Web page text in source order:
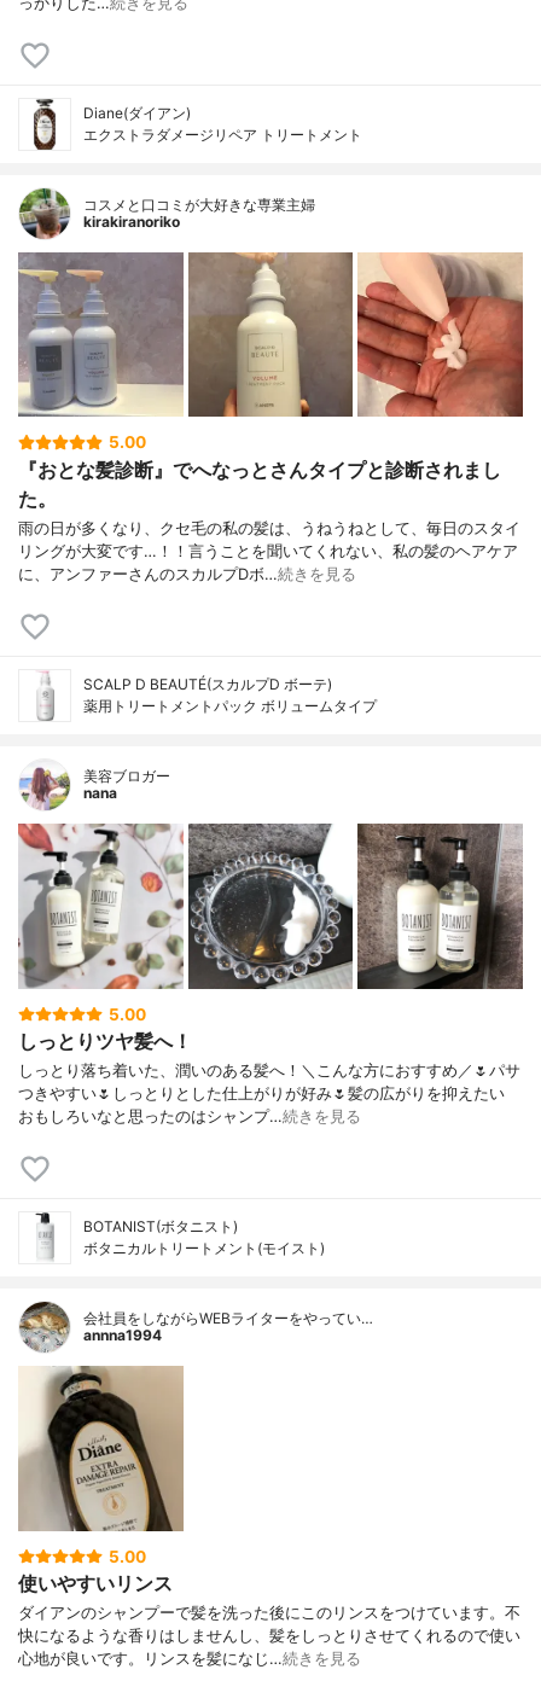
Diane(ダイアン)
エクストラダメージリペア トリートメント
コスメと口コミが大好きな専業主婦
kirakiranoriko
5.00
『おとな髪診断』でへなっとさんタイプと診断されまし
た。
雨の日が多くなり、クセ毛の私の髪は、うねうねとして、毎日のスタイ
リングが大変です…！！言うことを聞いてくれない、私の髪のヘアケア
に、アンファーさんのスカルプDボ…続きを見る
SCALP D BEAUTÉ(スカルプD ボーテ)
薬用トリートメントパック ボリュームタイプ
美容ブロガー
nana
5.00
しっとりツヤ髪へ！
しっとり落ち着いた、潤いのある髪へ！＼こんな方におすすめ／🌷パサ
つきやすい🌷しっとりとした仕上がりが好み🌷髪の広がりを抑えたい
おもしろいなと思ったのはシャンプ…続きを見る
BOTANIST(ボタニスト)
ボタニカルトリートメント(モイスト)
会社員をしながらWEBライターをやってい…
annna1994
5.00
使いやすいリンス
ダイアンのシャンプーで髪を洗った後にこのリンスをつけています。不
快になるような香りはしませんし、髪をしっとりさせてくれるので使い
心地が良いです。リンスを髪になじ…続きを見る